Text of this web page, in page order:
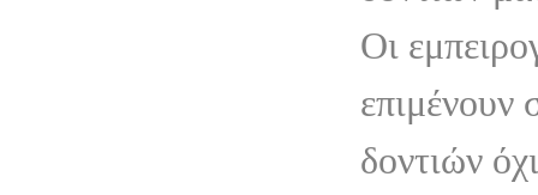
Οι
επιμένουν
δοντιών